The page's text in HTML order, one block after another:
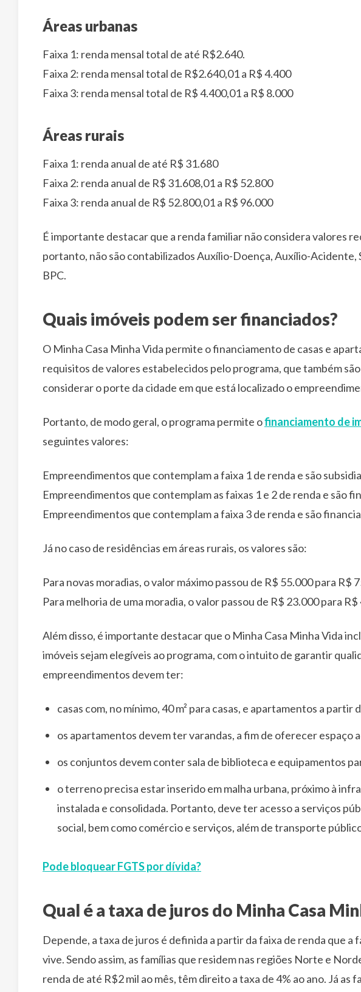
Áreas urbanas
Faixa 1: renda mensal total de até R$2.640.
Faixa 2: renda mensal total de R$2.640,01 a R$ 4.400
Faixa 3: renda mensal total de R$ 4.400,01 a R$ 8.000
Áreas rurais
Faixa 1: renda anual de até R$ 31.680
Faixa 2: renda anual de R$ 31.608,01 a R$ 52.800
Faixa 3: renda anual de R$ 52.800,01 a R$ 96.000
É importante destacar que a renda familiar não considera valores
portanto, não são contabilizados Auxílio-Doença, Auxílio-Acidente,
BPC.
Quais imóveis podem ser financiados?
O Minha Casa Minha Vida permite o financiamento de casas e
requisitos de valores estabelecidos pelo programa, que também
considerar o porte da cidade em que está localizado o
Portanto, de modo geral, o programa permite ofinanciamento de
seguintes valores:
Empreendimentos que contemplam a faixa 1 de renda e são
Empreendimentos que contemplam as faixas 1 e 2 de renda e são
Empreendimentos que contemplam a faixa 3 de renda e são
Já no caso de residências em áreas rurais, os valores são:
Para novas moradias, o valor máximo passou de R$ 55.000 para R$
Para melhoria de uma moradia, o valor passou de R$ 23.000 para
Além disso, é importante destacar que o Minha Casa Minha Vida
imóveis sejam elegíveis ao programa, com o intuito de garantir
empreendimentos devem ter:
casas com, no mínimo, 40 m² para casas, e apartamentos a partir
os apartamentos devem ter varandas, a fim de oferecer espaço
os conjuntos devem conter sala de biblioteca e equipamentos
o terreno precisa estar inserido em malha urbana, próximo à
instalada e consolidada. Portanto, deve ter acesso a serviços
social, bem como comércio e serviços, além de transporte
Pode bloquear FGTS por dívida?
Qual é a taxa de juros do Minha Casa
Depende, a taxa de juros é definida a partir da faixa de renda que a
vive. Sendo assim, as famílias que residem nas regiões Norte e
renda de até R$2 mil ao mês, têm direito a taxa de 4% ao ano. Já as